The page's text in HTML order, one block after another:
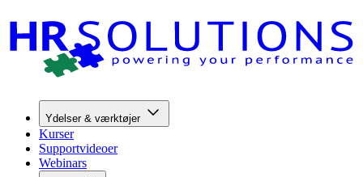
Ydelser & værktøjer
Kurser
Supportvideoer
Webinars